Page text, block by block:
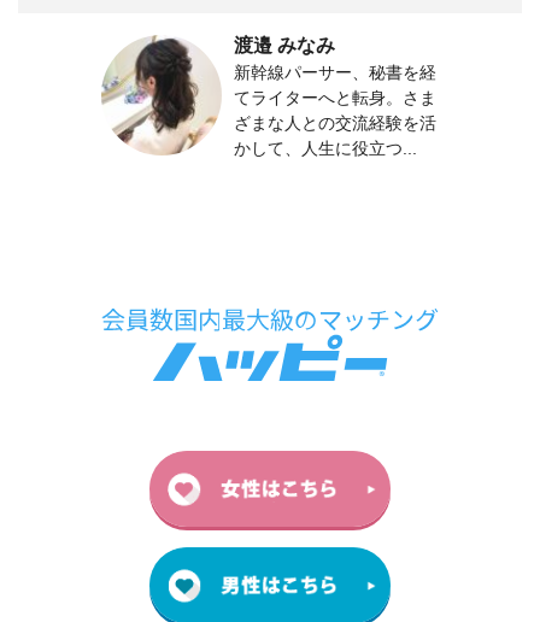
渡邉 みなみ
新幹線パーサー、秘書を経
てライターへと転身。さま
ざまな人との交流経験を活
かして、人生に役立つ...